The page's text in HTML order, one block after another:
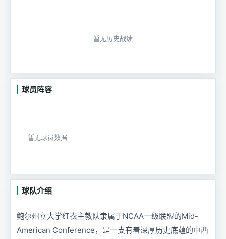
暂无历史战绩
球员阵容
暂无球员数据
球队介绍
鲍尔州立大学红衣主教队隶属于NCAA一级联盟的Mid-
American Conference，是一支有着深厚历史底蕴的中西